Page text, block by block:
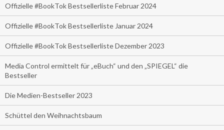
Offizielle #BookTok Bestsellerliste Februar 2024
Offizielle #BookTok Bestsellerliste Januar 2024
Offizielle #BookTok Bestsellerliste Dezember 2023
Media Control ermittelt für „eBuch“ und den „SPIEGEL“ die
Bestseller
Die Medien-Bestseller 2023
Schüttel den Weihnachtsbaum